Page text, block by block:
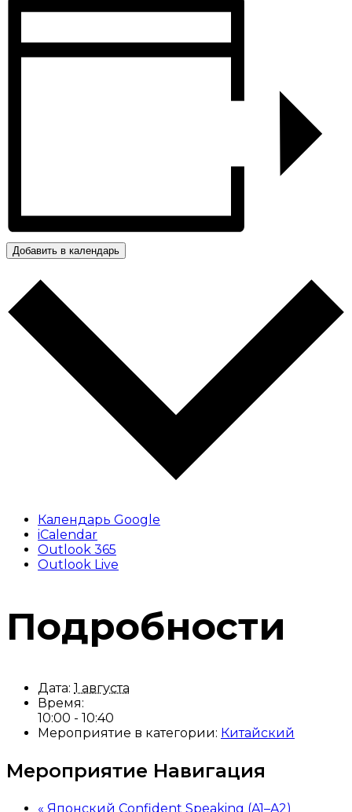
Добавить в календарь
Календарь Google
iCalendar
Outlook 365
Outlook Live
Подробности
Дата: 1 августа
Время:
10:00 - 10:40
Мероприятие в категории: Китайский
Мероприятие Навигация
« Японский Confident Speaking (A1–A2)